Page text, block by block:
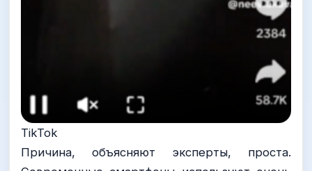
TikTok
Причина, объясняют эксперты, проста.